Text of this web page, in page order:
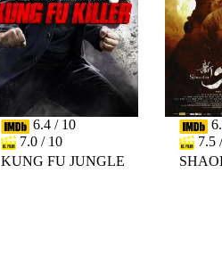
6.4 / 10
7.0 / 10
KUNG FU JUNGLE
7.5